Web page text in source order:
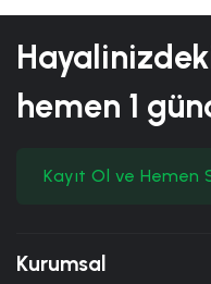
hemen 1
Kayıt Ol ve Hemen
Kurumsal